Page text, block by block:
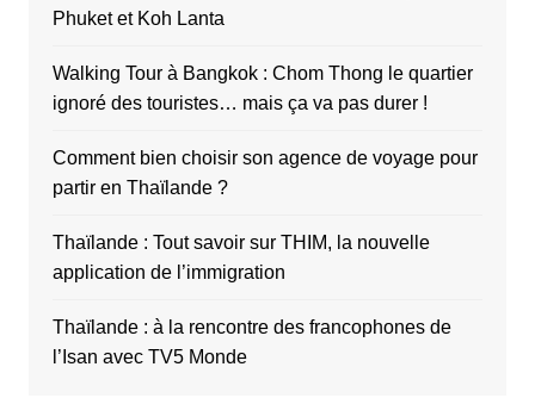
Phuket et Koh Lanta
Walking Tour à Bangkok : Chom Thong le quartier
ignoré des touristes… mais ça va pas durer !
Comment bien choisir son agence de voyage pour
partir en Thaïlande ?
Thaïlande : Tout savoir sur THIM, la nouvelle
application de l’immigration
Thaïlande : à la rencontre des francophones de
l’Isan avec TV5 Monde